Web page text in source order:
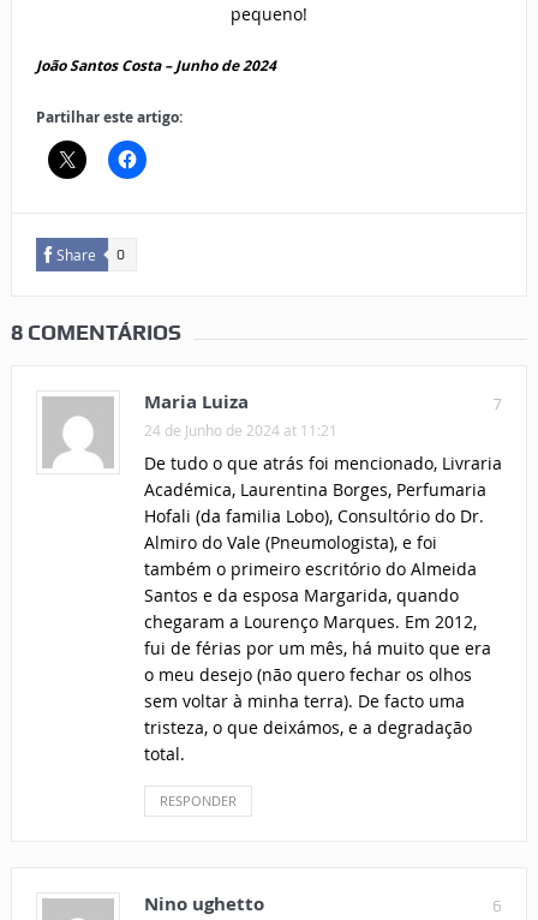
pequeno!
João Santos Costa – Junho de 2024
Partilhar este artigo:
Share 0
8 COMENTÁRIOS
7
Maria Luiza
24 de Junho de 2024 at 11:21
De tudo o que atrás foi mencionado, Livraria
Académica, Laurentina Borges, Perfumaria
Hofali (da familia Lobo), Consultório do Dr.
Almiro do Vale (Pneumologista), e foi
também o primeiro escritório do Almeida
Santos e da esposa Margarida, quando
chegaram a Lourenço Marques. Em 2012,
fui de férias por um mês, há muito que era
o meu desejo (não quero fechar os olhos
sem voltar à minha terra). De facto uma
tristeza, o que deixámos, e a degradação
total.
RESPONDER
6
Nino ughetto